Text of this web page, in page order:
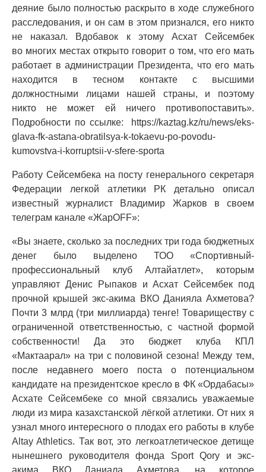
деяние было полностью раскрыто в ходе служебного
расследования, и он сам в этом признался, его никто
не наказал. Вдобавок к этому Асхат Сейсембек
во многих местах открыто говорит о том, что его мать
работает в администрации Президента, что его мать
находится в тесном контакте с высшими
должностными лицами нашей страны, и поэтому
никто не может ей ничего противопоставить».
Подробности по ссылке: https://kaztag.kz/ru/news/eks-
glava-fk-astana-obratilsya-k-tokaevu-po-povodu-
kumovstva-i-korruptsii-v-sfere-sporta
Работу Сейсембека на посту генерального секретаря
Федерации легкой атлетики РК детально описал
известный журналист Владимир Жарков в своем
телеграм канале «ЖарOFF»:
«Вы знаете, сколько за последних три года бюджетных
денег было выделено ТОО «Спортивный-
профессиональный клуб Алтайатлет», которым
управляют Денис Рыпаков и Асхат Сейсембек под
прочной крышей экс-акима ВКО Данияла Ахметова?
Почти 3 млрд (три миллиарда) тенге! Товариществу с
ограниченной ответственностью, с частной формой
собственности! Да это бюджет клуба КПЛ
«Мактаарал» на три с половиной сезона! Между тем,
после недавнего моего поста о потенциальном
кандидате на президентское кресло в ФК «Ордабасы»
Асхате Сейсембеке со мной связались уважаемые
люди из мира казахстанской лёгкой атлетики. От них я
узнал много интересного о плодах его работы в клубе
Altay Athletics. Так вот, это легкоатлетическое детище
нынешнего руководителя фонда Sport Qory и экс-